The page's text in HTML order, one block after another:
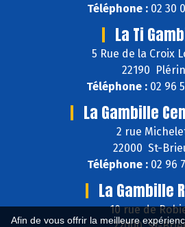
Afin de vous offrir la meilleure
Téléphone :02 30
La Ti
5 Rue de la Croix
22190 Plérin
Téléphone :02 96
La Gambille
2 rue
22000 St-
Téléphone :02 96
La Gambille
10 rue de